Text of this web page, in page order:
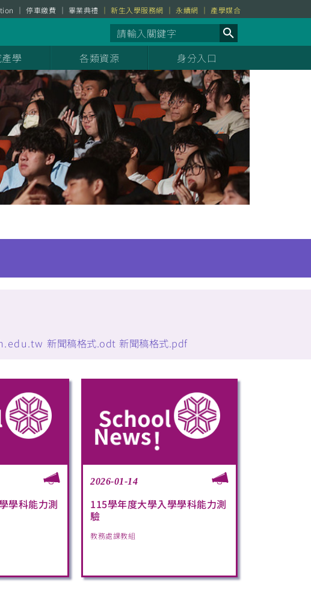
停車繳費 畢業典禮 新生入學服務網 永續網 產學媒合
學 各類資源 身分入口
新聞稿格式.odt 新聞稿格式.pdf
學科能力測
2026-01-14
115學年度大學入學學科能力測
驗
教務處課教組